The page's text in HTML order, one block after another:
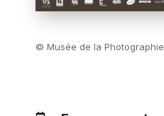
© Musée de la Photographie